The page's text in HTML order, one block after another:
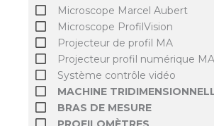
Microscope Marcel Aubert
Microscope ProfilVision
Projecteur de profil MA
Projecteur profil numérique MA
Système contrôle vidéo
MACHINE
BRAS DE MESURE